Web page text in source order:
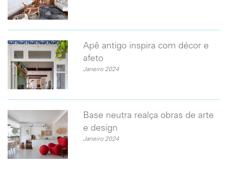
​Apê antigo inspira com décor e
afeto
Janeiro 2024
Base neutra realça obras de arte
e design
Janeiro 2024